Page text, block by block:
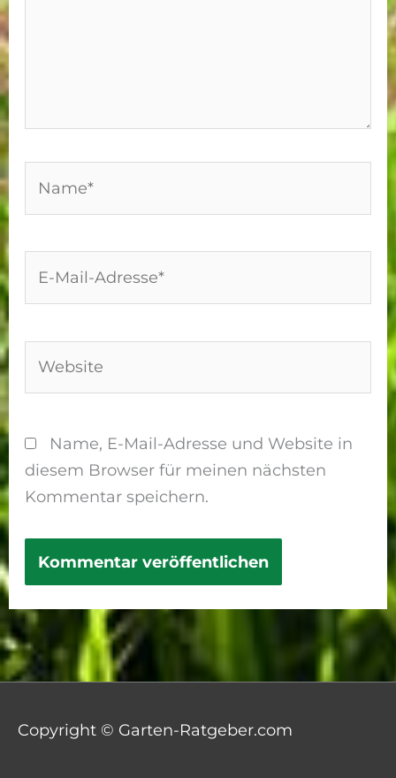
Mail-
Name, E-Mail-Adresse und Website in
diesem Browser für meinen nächsten
Kommentar speichern.
Copyright © Garten-Ratgeber.com